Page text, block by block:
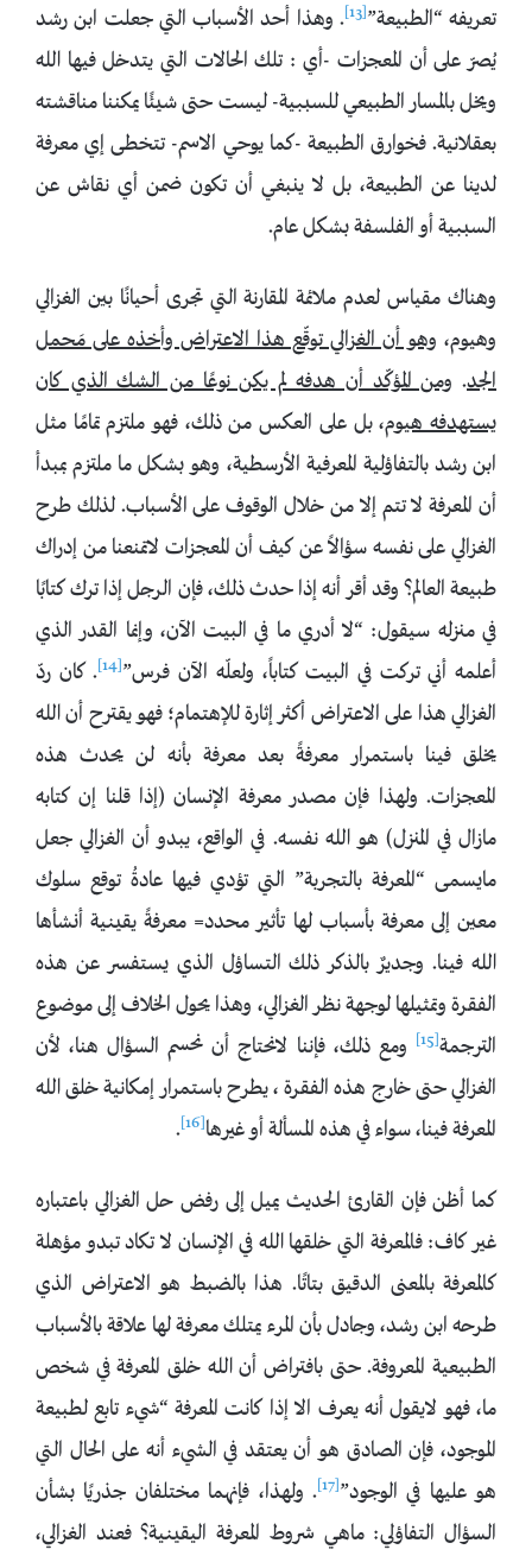
تعريفه “الطبيعة”[13]
. وهذا أحد الأسباب التي جعلت ابن رشد
يُصرّ على أن المعجزات -أي : تلك الحالات التي يتدخل فيها الله
ويخل بالمسار الطبيعي للسببية- ليست حتى شيئًا يمكننا مناقشته
بعقلانية. فخوارق الطبيعة -كما يوحي الاسم- تتخطى إي معرفة
لدينا عن الطبيعة، بل لا ينبغي أن تكون ضمن أي نقاش عن
السببية أو الفلسفة بشكل عام.
وهناك مقياس لعدم ملائمة المقارنة التي تجرى أحيانًا بين الغزالي
وهيوم، وهو أن الغزالي توقّع هذا الاعتراض وأخذه على مَحمل
الجد. ومن المؤكّد أن هدفه لم يكن نوعًا من الشك الذي كان
يستهدفه هيوم، بل على العكس من ذلك، فهو ملتزم تمامًا مثل
ابن رشد بالتفاؤلية المعرفية الأرسطية، وهو بشكل ما ملتزم بمبدأ
أن المعرفة لا تتم إلا من خلال الوقوف على الأسباب. لذلك طرح
الغزالي على نفسه سؤالاً عن كيف أن المعجزات لاتمنعنا من إدراك
طبيعة العالم؟ وقد أقر أنه إذا حدث ذلك، فإن الرجل إذا ترك كتابًا
في منزله سيقول: “لا أدري ما في البيت الآن، وإنما القدر الذي
أعلمه أني تركت في البيت كتاباً، ولعلّه الآن فرس”[14]
. كان ردّ
الغزالي هذا على الاعتراض أكثر إثارة للإهتمام؛ فهو يقترح أن الله
يخلق فينا باستمرار معرفةً بعد معرفة بأنه لن يحدث هذه
المعجزات. ولهذا فإن مصدر معرفة الإنسان (إذا قلنا إن كتابه
مازال في المنزل) هو الله نفسه. في الواقع، يبدو أن الغزالي جعل
مايسمى “المعرفة بالتجربة” التي تؤدي فيها عادةُ توقع سلوك
معين إلى معرفة بأسباب لها تأثير محدد= معرفةً يقينية أنشأها
الله فينا. وجديرٌ بالذكر ذلك التساؤل الذي يستفسر عن هذه
الفقرة وتمثيلها لوجهة نظر الغزالي، وهذا يحول الخلاف إلى موضوع
الترجمة[15]
ومع ذلك، فإننا لانحتاج أن نحسم السؤال هنا، لأن
الغزالي حتى خارج هذه الفقرة ، يطرح باستمرار إمكانية خلق الله
المعرفة فينا، سواء في هذه المسألة أو غيرها[16]
.
كما أظن فإن القارئ الحديث يميل إلى رفض حل الغزالي باعتباره
غير كاف: فالمعرفة التي خلقها الله في الإنسان لا تكاد تبدو مؤهلة
كالمعرفة بالمعنى الدقيق بتاتًا. هذا بالضبط هو الاعتراض الذي
طرحه ابن رشد، وجادل بأن المرء يمتلك معرفة لها علاقة بالأسباب
الطبيعية المعروفة. حتى بافتراض أن الله خلق المعرفة في شخص
ما، فهو لايقول أنه يعرف الا إذا كانت المعرفة “شيء تابع لطبيعة
الموجود، فإن الصادق هو أن يعتقد في الشيء أنه على الحال التي
هو عليها في الوجود”[17]
. ولهذا، فإنهما مختلفان جذريًا بشأن
السؤال التفاؤلي: ماهي شروط المعرفة اليقينية؟ فعند الغزالي،